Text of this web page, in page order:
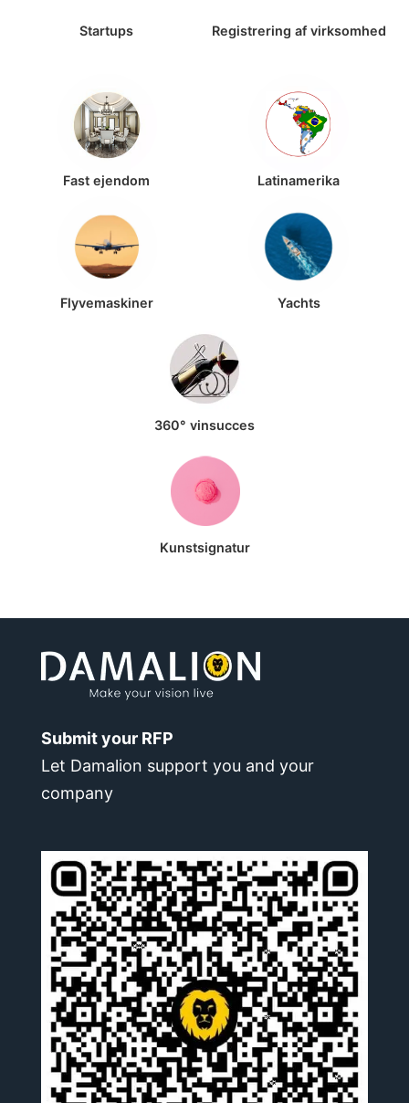
Startups Registrering af virksomhed
Fast ejendom Latinamerika
Flyvemaskiner Yachts
360° vinsucces
Kunstsignatur
Submit your RFP
Let Damalion support you and your
company